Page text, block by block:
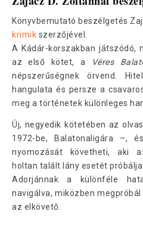
Könyvbemutató beszélgetés
krimik szerzőjével.
A Kádár-korszakban játszódó,
az első kötet, a
Véres
népszerűségnek örvend.
hangulata és persze a
meg a történetek különleges
Új, negyedik kötetében az
1972-be, Balatonaligára –,
nyomozását követheti, aki
holtan talált lány esetét próbálja
Adorjánnak a különféle
navigálva, miközben
az elkövető.